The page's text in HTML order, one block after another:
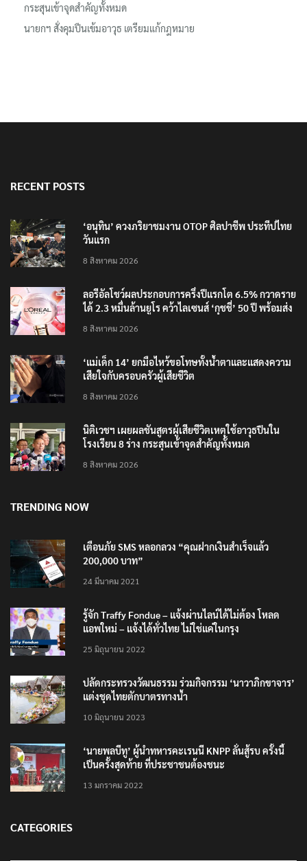
กระสุนเข้าจุดสำคัญทั้งหมด
นายกฯ สั่งคุมปืนเข้มอาวุธ เตรียมแก้กฎหมาย
RECENT POSTS
‘อนุทิน’ ควงภริยาชมงาน OTOP ศิลปาชีพ ประทีปไทย
วันแรก
8 สิงหาคม 2026
ลอรีอัลโชว์ผลประกอบการครึ่งปีแรกโต 6.5% กวาดราย
ได้ 2.3 หมื่นล้านยูโร คว้าไลเซนส์ ‘กุชชี่’ 50 ปี พร้อมส่ง
8 สิงหาคม 2026
‘แม่เด็ก 14’ ยกมือไหว้ขอโทษทั้งน้ำตาและแสดงความ
เสียใจกับครอบครัวผู้เสียชีวิต
8 สิงหาคม 2026
นิติเวชฯ เผยผลชันสูตรผู้เสียชีวิตเหตุใช้อาวุธปืนใน
โรงเรียน 8 ร่าง กระสุนเข้าจุดสำคัญทั้งหมด
8 สิงหาคม 2026
TRENDING NOW
เตือนภัย SMS หลอกลวง “คุณฝากเงินสำเร็จแล้ว
200,000 บาท”
24 มีนาคม 2021
รู้จัก Traffy Fondue – แจ้งผ่านไลน์ได้ไม่ต้อง โหลด
แอพใหม่ – แจ้งได้ทั่วไทย ไม่ใช่แค่ในกรุง
25 มิถุนายน 2022
ปลัดกระทรวงวัฒนธรรม ร่วมกิจกรรม ‘นาวาภิกขาจาร’
แต่งชุดไทยตักบาตรทางน้ำ
10 มิถุนายน 2023
‘นายพลบีทู’ ผู้นำทหารคะเรนนี KNPP ลั่นสู้รบ ครั้งนี้
เป็นครั้งสุดท้าย ที่ประชาชนต้องชนะ
13 มกราคม 2022
CATEGORIES